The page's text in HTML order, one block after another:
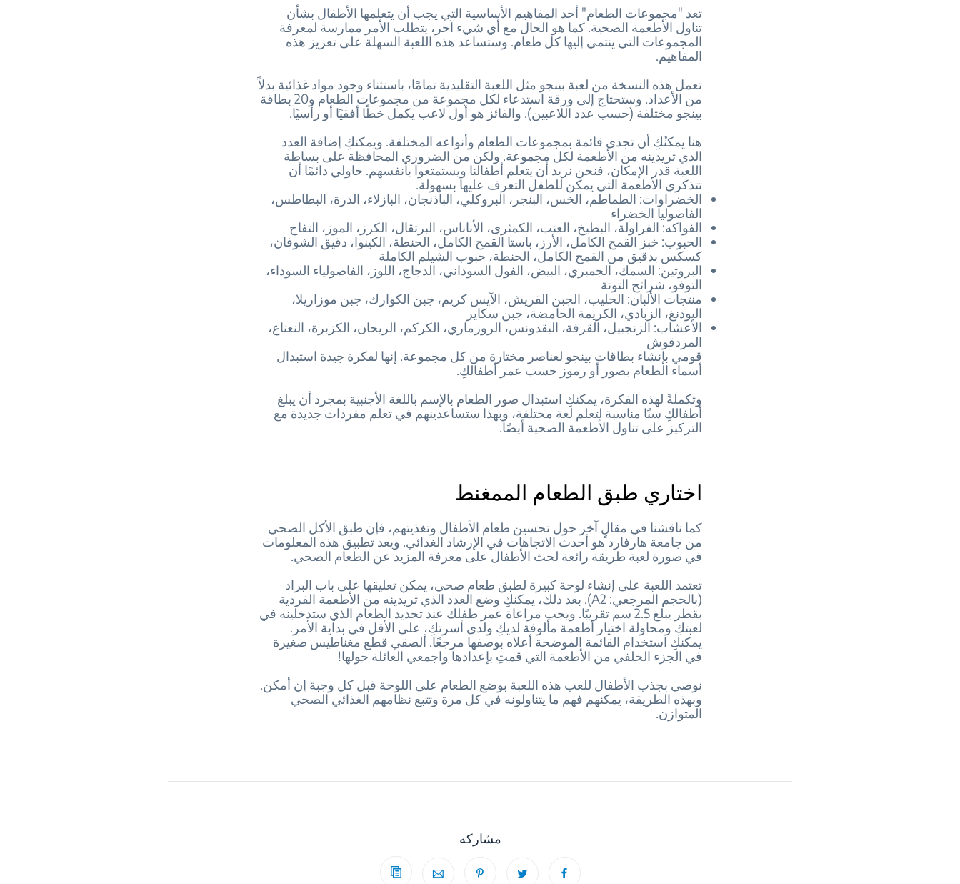
تعد "مجموعات الطعام" أحد المفاهيم الأساسية التي يجب أن يتعلمها الأطفال بشأن
تناول الأطعمة الصحية. كما هو الحال مع أي شيء آخر، يتطلب الأمر ممارسة لمعرفة
المجموعات التي ينتمي إليها كل طعام. وستساعد هذه اللعبة السهلة على تعزيز هذه
المفاهيم.
تعمل هذه النسخة من لعبة بينجو مثل اللعبة التقليدية تمامًا، باستثناء وجود مواد غذائية بدلاً
من الأعداد. وستحتاج إلى ورقة استدعاء لكل مجموعة من مجموعات الطعام و20 بطاقة
بينجو مختلفة (حسب عدد اللاعبين). والفائز هو أول لاعب يكمل خطًا أفقيًا أو رأسيًا.
هنا يمكنُكِ أن تجدي قائمة بمجموعات الطعام وأنواعه المختلفة. ويمكنكِ إضافة العدد
الذي تريدينه من الأطعمة لكل مجموعة. ولكن من الضروري المحافظة على بساطة
اللعبة قدر الإمكان، فنحن نريد أن يتعلم أطفالنا ويستمتعوا بأنفسهم. حاولي دائمًا أن
تتذكري الأطعمة التي يمكن للطفل التعرف عليها بسهولة.
الخضراوات: الطماطم، الخس، البنجر، البروكلي، الباذنجان، البازلاء، الذرة، البطاطس،
الفاصوليا الخضراء
الفواكه: الفراولة، البطيخ، العنب، الكمثرى، الأناناس، البرتقال، الكرز، الموز، التفاح
الحبوب: خبز القمح الكامل، الأرز، باستا القمح الكامل، الحنطة، الكينوا، دقيق الشوفان،
كسكس بدقيق من القمح الكامل، الحنطة، حبوب الشيلم الكاملة
البروتين: السمك، الجمبري، البيض، الفول السوداني، الدجاج، اللوز، الفاصولياء السوداء،
التوفو، شرائح التونة
منتجات الألبان: الحليب، الجبن القريش، الآيس كريم، جبن الكوارك، جبن موزاريلا،
البودنغ، الزبادي، الكريمة الحامضة، جبن سكاير
الأعشاب: الزنجبيل، القرفة، البقدونس، الروزماري، الكركم، الريحان، الكزبرة، النعناع،
المردقوش
قومي بإنشاء بطاقات بينجو لعناصر مختارة من كل مجموعة. إنها لفكرة جيدة استبدال
أسماء الطعام بصور أو رموز حسب عمر أطفالكِ.
وتكملةً لهذه الفكرة، يمكنكِ استبدال صور الطعام بالإسم باللغة الأجنبية بمجرد أن يبلغ
أطفالكِ سنًا مناسبة لتعلم لغة مختلفة، وبهذا ستساعدينهم في تعلم مفردات جديدة مع
التركيز على تناول الأطعمة الصحية أيضًا.
اختاري طبق الطعام الممغنط
كما ناقشنا في مقالٍ آخر حول تحسين طعام الأطفال وتغذيتهم، فإن طبق الأكل الصحي
من جامعة هارفارد هو أحدث الاتجاهات في الإرشاد الغذائي. ويعد تطبيق هذه المعلومات
في صورة لعبة طريقة رائعة لحث الأطفال على معرفة المزيد عن الطعام الصحي.
تعتمد اللعبة على إنشاء لوحة كبيرة لطبق طعام صحي، يمكن تعليقها على باب البراد
(بالحجم المرجعي: A2). بعد ذلك، يمكنكِ وضع العدد الذي تريدينه من الأطعمة الفردية
بقطر يبلغ 2.5 سم تقريبًا. ويجب مراعاة عمر طفلك عند تحديد الطعام الذي ستدخلينه في
لعبتكِ ومحاولة اختيار أطعمة مألوفة لديكِ ولدى أسرتكِ، على الأقل في بداية الأمر.
يمكنكِ استخدام القائمة الموضحة أعلاه بوصفها مرجعًا. ألصقي قطع مغناطيس صغيرة
في الجزء الخلفي من الأطعمة التي قمتِ بإعدادها واجمعي العائلة حولها!
نوصي بجذب الأطفال للعب هذه اللعبة بوضع الطعام على اللوحة قبل كل وجبة إن أمكن.
وبهذه الطريقة، يمكنهم فهم ما يتناولونه في كل مرة وتتبع نظامهم الغذائي الصحي
المتوازن.
مشاركه